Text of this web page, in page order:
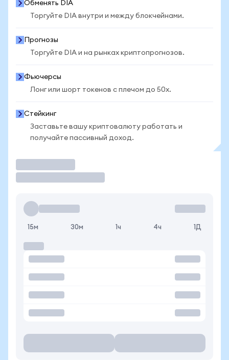
Обменять DIA
Торгуйте DIA внутри и между блокчейнами.
Прогнозы
Торгуйте DIA и на рынках криптопрогнозов.
Фьючерсы
Лонг или шорт токенов с плечом до 50x.
Стейкинг
Заставьте вашу криптовалюту работать и
получайте пассивный доход.
15м 30м 1ч 4ч 1Д